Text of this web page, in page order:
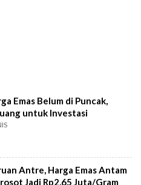
Emas Belum di Puncak,
untuk Investasi
Antre, Harga Emas Antam
Jadi Rp2,65 Juta/Gram